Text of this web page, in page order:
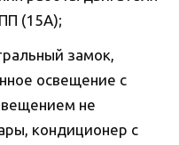
(15А);
замок,
освещение с
не
кондиционер с